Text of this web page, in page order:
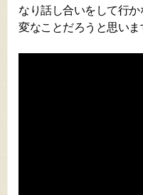
なり話し合いをして行
変なことだろうと思いま